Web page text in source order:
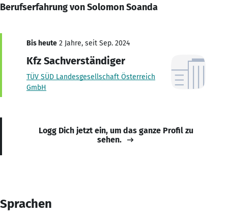
Berufserfahrung von Solomon Soanda
Bis heute 2 Jahre, seit Sep. 2024
Kfz Sachverständiger
TÜV SÜD Landesgesellschaft Österreich
GmbH
Logg Dich jetzt ein, um das ganze Profil zu
sehen.
Sprachen